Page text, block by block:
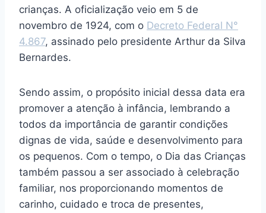
crianças. A oficialização veio em 5 de
novembro de 1924, com o Decreto Federal N°
4.867, assinado pelo presidente Arthur da Silva
Bernardes.
Sendo assim, o propósito inicial dessa data era
promover a atenção à infância, lembrando a
todos da importância de garantir condições
dignas de vida, saúde e desenvolvimento para
os pequenos. Com o tempo, o Dia das Crianças
também passou a ser associado à celebração
familiar, nos proporcionando momentos de
carinho, cuidado e troca de presentes,